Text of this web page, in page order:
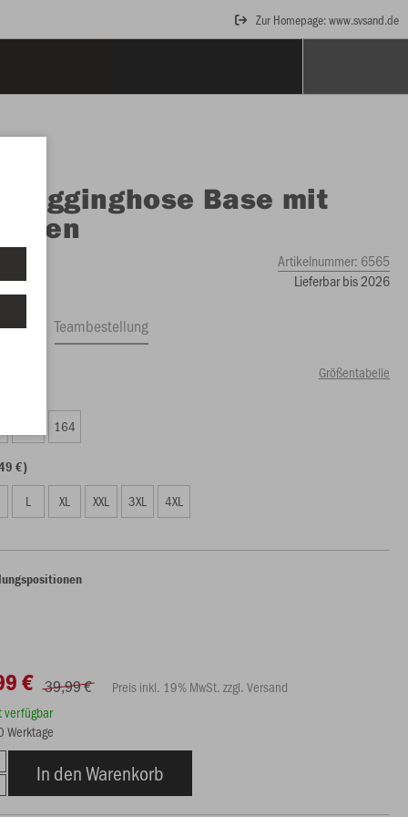
Zur Homepage: www.svsand.de
Jogginghose Base mit
Artikelnummer: 6565
Lieferbar bis 2026
Teambestellung
Größentabelle
164
€)
L XL XXL 3XL 4XL
€ 39,99 €
Preis inkl. 19% MwSt. zzgl. Versand
verfügbar
Werktage
In den Warenkorb